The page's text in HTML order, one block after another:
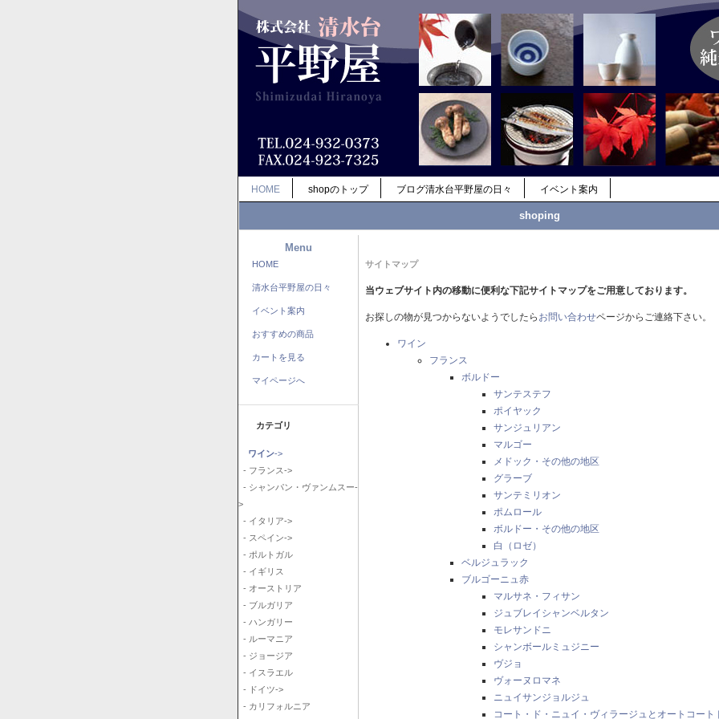
HOME shopのトップ ブログ清水台平野屋の日々 イベント案内
shoping
Menu
HOME
清水台平野屋の日々
イベント案内
おすすめの商品
カートを見る
マイページへ
カテゴリ
ワイン->
- フランス->
- シャンパン・ヴァンムスー-
>
- イタリア->
- スペイン->
- ポルトガル
- イギリス
- オーストリア
- ブルガリア
- ハンガリー
- ルーマニア
- ジョージア
- イスラエル
- ドイツ->
- カリフォルニア
サイトマップ
当ウェブサイト内の移動に便利な下記サイトマップをご用意しております。
お探しの物が見つからないようでしたら お問い合わせページからご連絡下さい。
ワイン
フランス
ボルドー
サンテステフ
ポイヤック
サンジュリアン
マルゴー
メドック・その他の地区
グラーブ
サンテミリオン
ポムロール
ボルドー・その他の地区
白（ロゼ）
ベルジュラック
ブルゴーニュ赤
マルサネ・フィサン
ジュブレイシャンベルタン
モレサンドニ
シャンボールミュジニー
ヴジョ
ヴォーヌロマネ
ニュイサンジョルジュ
コート・ド・ニュイ・ヴィラージュとオートコート